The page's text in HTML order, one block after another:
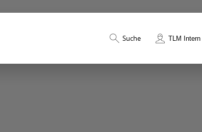
Suche TLM Intern